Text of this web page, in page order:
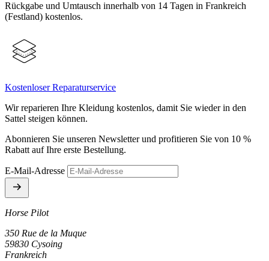
Rückgabe und Umtausch innerhalb von 14 Tagen in Frankreich
(Festland) kostenlos.
Kostenloser Reparaturservice
Wir reparieren Ihre Kleidung kostenlos, damit Sie wieder in den
Sattel steigen können.
Abonnieren Sie unseren Newsletter und profitieren Sie von 10 %
Rabatt auf Ihre erste Bestellung.
E-Mail-Adresse
Horse Pilot
350 Rue de la Muque
59830 Cysoing
Frankreich